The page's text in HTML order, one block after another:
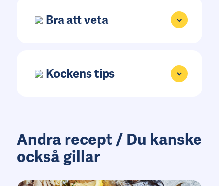
Bra att veta
Kockens tips
Andra recept / Du kanske
också gillar